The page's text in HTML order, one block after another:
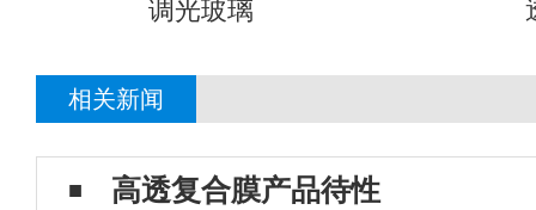
调光玻璃
相关新闻
高透复合膜产品待性